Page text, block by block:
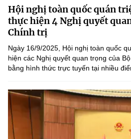
Email:
stc@mst.gov.vn
©2026 Bản quyền thuộc Bộ Khoa Học
(Ghi rõ nguồn "https://mst.gov.vn" khi
website này)
Hội nghị toàn quốc quán
thực hiện 4 Nghị quyết
Chính trị
Ngày 16/9/2025, Hội nghị toàn quốc
hiện các Nghị quyết quan trọng của
bằng hình thức trực tuyến tại nhiều